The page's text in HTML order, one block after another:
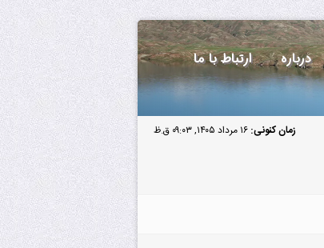
درباره ارتباط با ما
زمان کنونی: ۱۶ مرداد ۱۴۰۵, ۰۹:۰۳ ق.ظ